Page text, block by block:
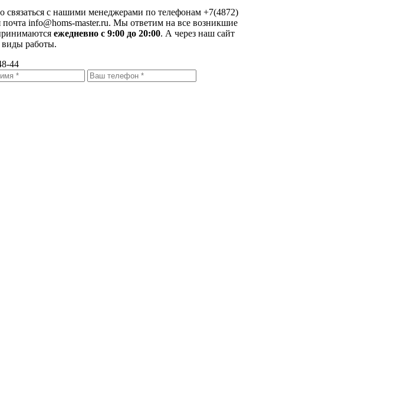
связаться с нашими менеджерами по телефонам +7(4872)
info@homs-master.ru. Мы ответим на все возникшие
ежедневно с 9:00 до 20:00. А через наш сайт
работы.
44